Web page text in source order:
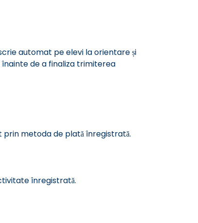
automat pe elevi la orientare și
de a finaliza trimiterea
prin metoda de plată înregistrată.
înregistrată.